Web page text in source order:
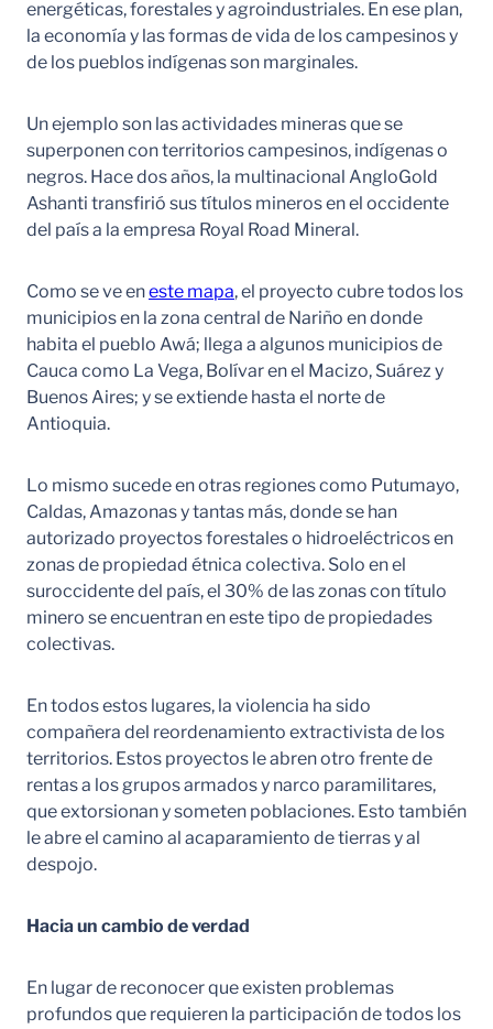
energéticas, forestales y agroindustriales. En ese plan,
la economía y las formas de vida de los campesinos y
de los pueblos indígenas son marginales.
Un ejemplo son las actividades mineras que se
superponen con territorios campesinos, indígenas o
negros. Hace dos años, la multinacional AngloGold
Ashanti transfirió sus títulos mineros en el occidente
del país a la empresa Royal Road Mineral.
Como se ve eneste mapa, el proyecto cubre todos los
municipios en la zona central de Nariño en donde
habita el pueblo Awá; llega a algunos municipios de
Cauca como La Vega, Bolívar en el Macizo, Suárez y
Buenos Aires; y se extiende hasta el norte de
Antioquia.
Lo mismo sucede en otras regiones como Putumayo,
Caldas, Amazonas y tantas más, donde se han
autorizado proyectos forestales o hidroeléctricos en
zonas de propiedad étnica colectiva. Solo en el
suroccidente del país, el 30% de las zonas con título
minero se encuentran en este tipo de propiedades
colectivas.
En todos estos lugares, la violencia ha sido
compañera del reordenamiento extractivista de los
territorios. Estos proyectos le abren otro frente de
rentas a los grupos armados y narco paramilitares,
que extorsionan y someten poblaciones. Esto también
le abre el camino al acaparamiento de tierras y al
despojo.
Hacia un cambio de verdad
En lugar de reconocer que existen problemas
profundos que requieren la participación de todos los